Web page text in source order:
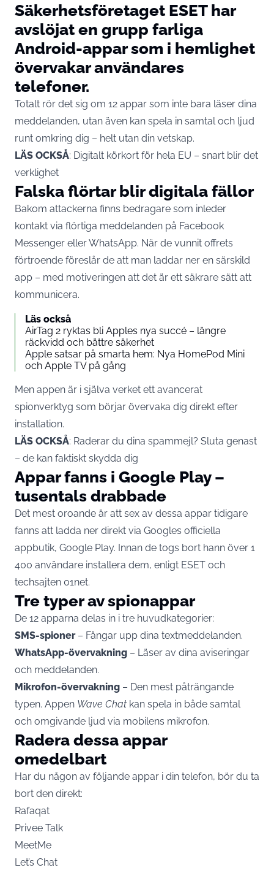
Säkerhetsföretaget ESET har
avslöjat en grupp farliga
Android-appar som i hemlighet
övervakar användares
telefoner.
Totalt rör det sig om 12 appar som inte bara läser dina
meddelanden, utan även kan spela in samtal och ljud
runt omkring dig – helt utan din vetskap.
LÄS OCKSÅ: Digitalt körkort för hela EU – snart blir det
verklighet
Falska flörtar blir digitala fällor
Bakom attackerna finns bedragare som inleder
kontakt via flörtiga meddelanden på Facebook
Messenger eller WhatsApp. När de vunnit offrets
förtroende föreslår de att man laddar ner en särskild
app – med motiveringen att det är ett säkrare sätt att
kommunicera.
Läs också
AirTag 2 ryktas bli Apples nya succé – längre
räckvidd och bättre säkerhet
Apple satsar på smarta hem: Nya HomePod Mini
och Apple TV på gång
Men appen är i själva verket ett avancerat
spionverktyg som börjar övervaka dig direkt efter
installation.
LÄS OCKSÅ: Raderar du dina spammejl? Sluta genast
– de kan faktiskt skydda dig
Appar fanns i Google Play –
tusentals drabbade
Det mest oroande är att sex av dessa appar tidigare
fanns att ladda ner direkt via Googles officiella
appbutik, Google Play. Innan de togs bort hann över 1
400 användare installera dem, enligt ESET och
techsajten 01net.
Tre typer av spionappar
De 12 apparna delas in i tre huvudkategorier:
SMS-spioner– Fångar upp dina textmeddelanden.
WhatsApp-övervakning – Läser av dina aviseringar
och meddelanden.
Mikrofon-övervakning – Den mest påträngande
typen. Appen Wave Chat kan spela in både samtal
och omgivande ljud via mobilens mikrofon.
Radera dessa appar
omedelbart
Har du någon av följande appar i din telefon, bör du ta
bort den direkt:
Rafaqat
Privee Talk
MeetMe
Let’s Chat